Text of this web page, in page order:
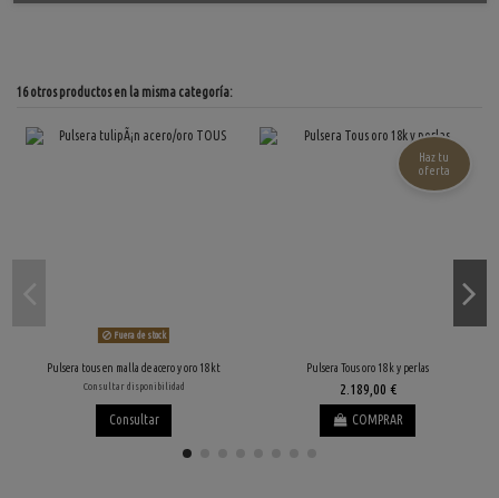
16 otros productos en la misma categoría:
Fuera de stock
Pulsera tous en malla de acero y oro 18kt
Consultar disponibilidad
Consultar
Pulsera Tous oro 18k y perlas
2.189,00 €
COMPRAR
Haz tu
oferta